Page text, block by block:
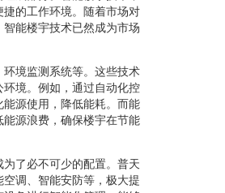
的工作环境。随着市场对
能楼宇技术已然成为市场
境监测系统等。这些技术
境。例如，通过自动化控
源使用，降低能耗。而能
源浪费，确保楼宇在节能
了必不可少的配置。普天
调、智能安防等，极大提